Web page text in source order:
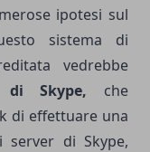
ipotesi sul
sistema di
vedrebbe
di Skype, che
di effettuare una
server di Skype,